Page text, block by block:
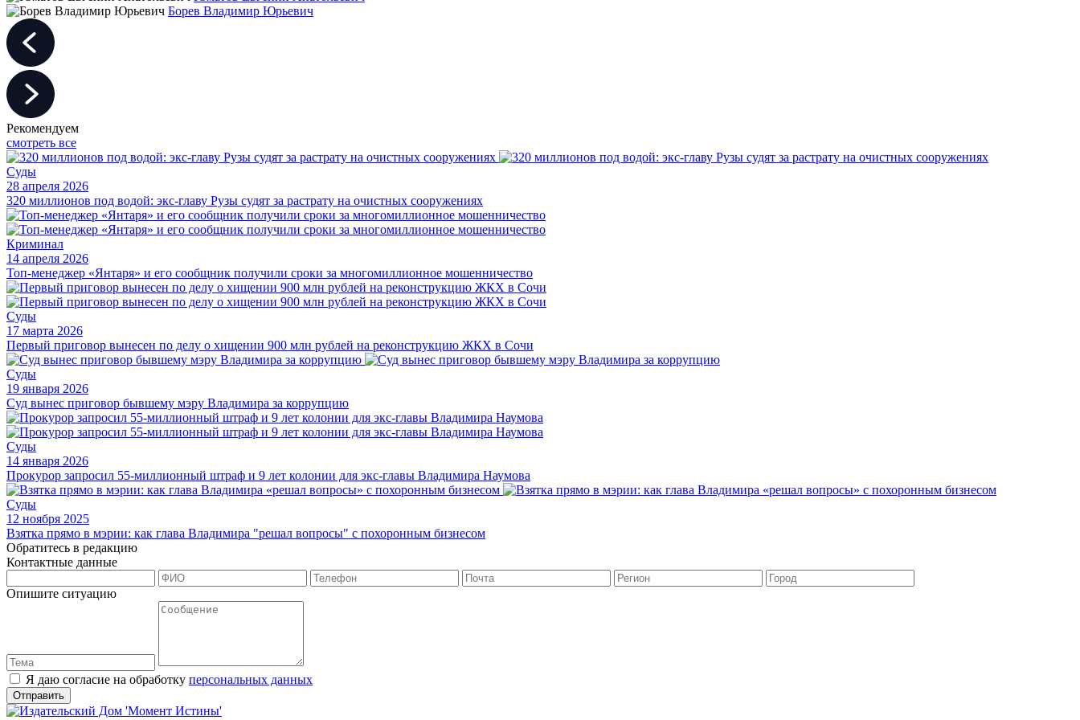
Борев Владимир Юрьевич
Рекомендуем
смотреть все
Суды
28 апреля 2026
320 миллионов под водой: экс-главу Рузы судят за растрату на очистных сооружениях
Криминал
14 апреля 2026
Топ-менеджер «Янтаря» и его сообщник получили сроки за многомиллионное мошенничество
Суды
17 марта 2026
Первый приговор вынесен по делу о хищении 900 млн рублей на реконструкцию ЖКХ в Сочи
Суды
19 января 2026
Суд вынес приговор бывшему мэру Владимира за коррупцию
Суды
14 января 2026
Прокурор запросил 55-миллионный штраф и 9 лет колонии для экс-главы Владимира Наумова
Суды
12 ноября 2025
Взятка прямо в мэрии: как глава Владимира "решал вопросы" с похоронным бизнесом
Обратитесь в редакцию
Контактные данные
Опишите ситуацию
Я даю согласие на обработку персональных данных